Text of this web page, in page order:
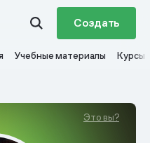
Создать
Учебные материалы Курсы
Это вы?